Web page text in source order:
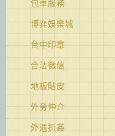
包車服務
博弈娛樂城
台中印章
合法徵信
地板貼皮
外勞仲介
外遇抓姦